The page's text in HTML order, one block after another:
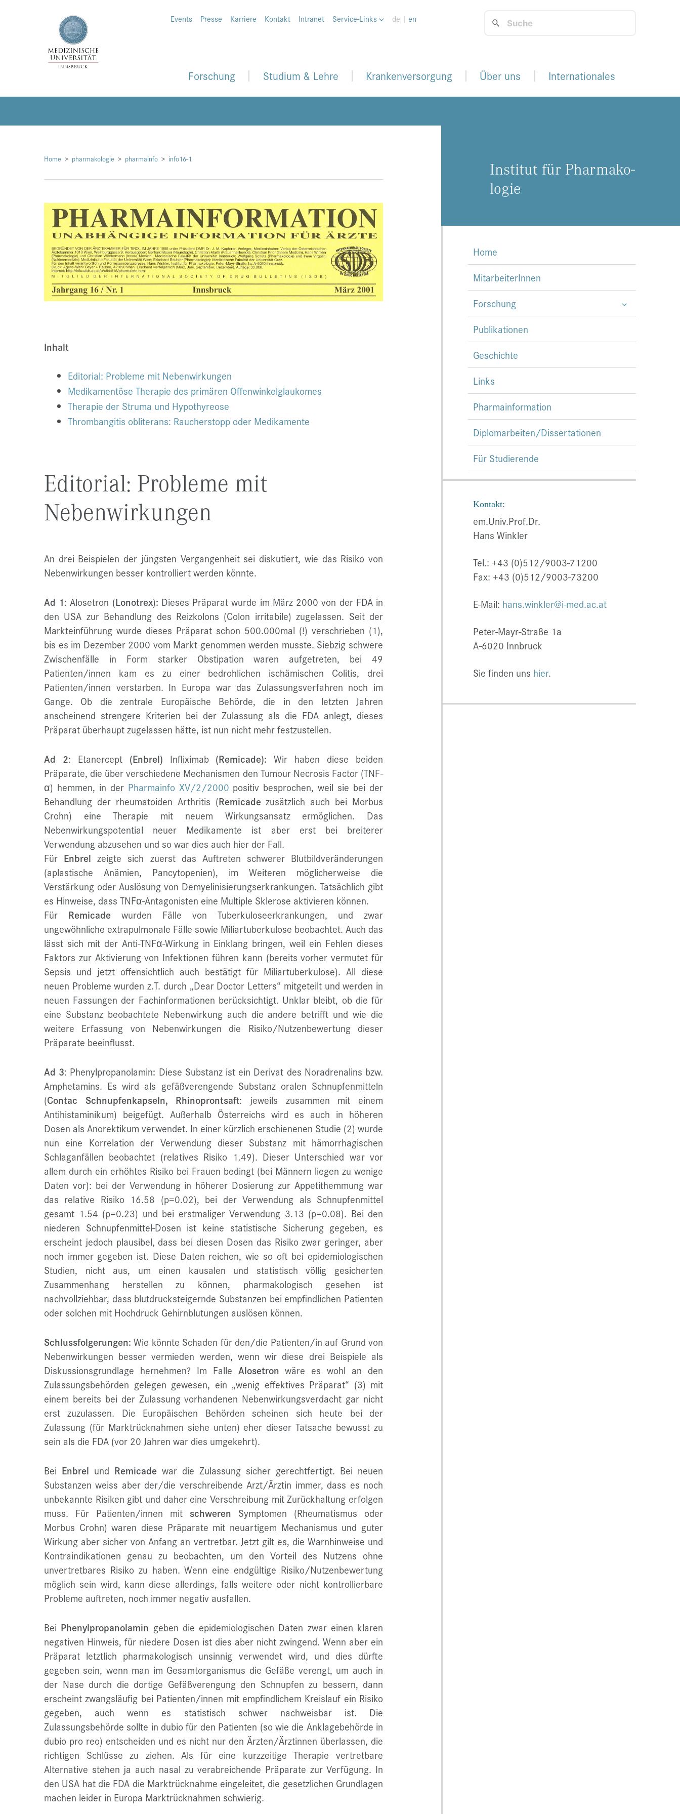
Events Presse Karriere Kontakt Intranet Service-Links de | en
Forschung Studium & Lehre Krankenversorgung Über uns Internationales
Home pharmakologie pharmainfo info16-1
Inhalt
Editorial: Probleme mit Nebenwirkungen
Medikamentöse Therapie des primären Offenwinkelglaukomes
Therapie der Struma und Hypothyreose
Thrombangitis obliterans: Raucherstopp oder Medikamente
Editorial: Probleme mit
Nebenwirkungen
An drei Beispielen der jüngsten Vergangenheit sei diskutiert, wie das Risiko von
Nebenwirkungen besser kontrolliert werden könnte.
Ad 1: Alosetron (Lonotrex): Dieses Präparat wurde im März 2000 von der FDA in
den USA zur Behandlung des Reizkolons (Colon irritabile) zugelassen. Seit der
Markteinführung wurde dieses Präparat schon 500.000mal (!) verschrieben (1),
bis es im Dezember 2000 vom Markt genommen werden musste. Siebzig schwere
Zwischenfälle in Form starker Obstipation waren aufgetreten, bei 49
Patienten/innen kam es zu einer bedrohlichen ischämischen Colitis, drei
Patienten/innen verstarben. In Europa war das Zulassungsverfahren noch im
Gange. Ob die zentrale Europäische Behörde, die in den letzten Jahren
anscheinend strengere Kriterien bei der Zulassung als die FDA anlegt, dieses
Präparat überhaupt zugelassen hätte, ist nun nicht mehr festzustellen.
Ad 2: Etanercept (Enbrel) Infliximab(Remicade): Wir haben diese beiden
Präparate, die über verschiedene Mechanismen den Tumour Necrosis Factor (TNF-
α) hemmen, in der Pharmainfo XV/2/2000 positiv besprochen, weil sie bei der
Behandlung der rheumatoiden Arthritis (Remicadezusätzlich auch bei Morbus
Crohn) eine Therapie mit neuem Wirkungsansatz ermöglichen. Das
Nebenwirkungspotential neuer Medikamente ist aber erst bei breiterer
Verwendung abzusehen und so war dies auch hier der Fall.
Für Enbrel zeigte sich zuerst das Auftreten schwerer Blutbildveränderungen
(aplastische Anämien, Pancytopenien), im Weiteren möglicherweise die
Verstärkung oder Auslösung von Demyelinisierungserkrankungen. Tatsächlich gibt
es Hinweise, dass TNFα-Antagonisten eine Multiple Sklerose aktivieren können.
Für Remicade wurden Fälle von Tuberkuloseerkrankungen, und zwar
ungewöhnliche extrapulmonale Fälle sowie Miliartuberkulose beobachtet. Auch das
lässt sich mit der Anti-TNFα-Wirkung in Einklang bringen, weil ein Fehlen dieses
Faktors zur Aktivierung von Infektionen führen kann (bereits vorher vermutet für
Sepsis und jetzt offensichtlich auch bestätigt für Miliartuberkulose). All diese
neuen Probleme wurden z.T. durch „Dear Doctor Letters“ mitgeteilt und werden in
neuen Fassungen der Fachinformationen berücksichtigt. Unklar bleibt, ob die für
eine Substanz beobachtete Nebenwirkung auch die andere betrifft und wie die
weitere Erfassung von Nebenwirkungen die Risiko/Nutzenbewertung dieser
Präparate beeinflusst.
Ad 3: Phenylpropanolamin: Diese Substanz ist ein Derivat des Noradrenalins bzw.
Amphetamins. Es wird als gefäßverengende Substanz oralen Schnupfenmitteln
(Contac Schnupfenkapseln, Rhinoprontsaft: jeweils zusammen mit einem
Antihistaminikum) beigefügt. Außerhalb Österreichs wird es auch in höheren
Dosen als Anorektikum verwendet. In einer kürzlich erschienenen Studie (2) wurde
nun eine Korrelation der Verwendung dieser Substanz mit hämorrhagischen
Schlaganfällen beobachtet (relatives Risiko 1.49). Dieser Unterschied war vor
allem durch ein erhöhtes Risiko bei Frauen bedingt (bei Männern liegen zu wenige
Daten vor): bei der Verwendung in höherer Dosierung zur Appetithemmung war
das relative Risiko 16.58 (p=0.02), bei der Verwendung als Schnupfenmittel
gesamt 1.54 (p=0.23) und bei erstmaliger Verwendung 3.13 (p=0.08). Bei den
niederen Schnupfenmittel-Dosen ist keine statistische Sicherung gegeben, es
erscheint jedoch plausibel, dass bei diesen Dosen das Risiko zwar geringer, aber
noch immer gegeben ist. Diese Daten reichen, wie so oft bei epidemiologischen
Studien, nicht aus, um einen kausalen und statistisch völlig gesicherten
Zusammenhang herstellen zu können, pharmakologisch gesehen ist
nachvollziehbar, dass blutdrucksteigernde Substanzen bei empfindlichen Patienten
oder solchen mit Hochdruck Gehirnblutungen auslösen können.
Schlussfolgerungen: Wie könnte Schaden für den/die Patienten/in auf Grund von
Nebenwirkungen besser vermieden werden, wenn wir diese drei Beispiele als
Diskussionsgrundlage hernehmen? Im Falle Alosetron wäre es wohl an den
Zulassungsbehörden gelegen gewesen, ein „wenig effektives Präparat“ (3) mit
einem bereits bei der Zulassung vorhandenen Nebenwirkungsverdacht gar nicht
erst zuzulassen. Die Europäischen Behörden scheinen sich heute bei der
Zulassung (für Marktrücknahmen siehe unten) eher dieser Tatsache bewusst zu
sein als die FDA (vor 20 Jahren war dies umgekehrt).
Bei Enbrel und Remicade war die Zulassung sicher gerechtfertigt. Bei neuen
Substanzen weiss aber der/die verschreibende Arzt/Ärztin immer, dass es noch
unbekannte Risiken gibt und daher eine Verschreibung mit Zurückhaltung erfolgen
muss. Für Patienten/innen mit schweren Symptomen (Rheumatismus oder
Morbus Crohn) waren diese Präparate mit neuartigem Mechanismus und guter
Wirkung aber sicher von Anfang an vertretbar. Jetzt gilt es, die Warnhinweise und
Kontraindikationen genau zu beobachten, um den Vorteil des Nutzens ohne
unvertretbares Risiko zu haben. Wenn eine endgültige Risiko/Nutzenbewertung
möglich sein wird, kann diese allerdings, falls weitere oder nicht kontrollierbare
Probleme auftreten, noch immer negativ ausfallen.
Bei Phenylpropanolamin geben die epidemiologischen Daten zwar einen klaren
negativen Hinweis, für niedere Dosen ist dies aber nicht zwingend. Wenn aber ein
Präparat letztlich pharmakologisch unsinnig verwendet wird, und dies dürfte
gegeben sein, wenn man im Gesamtorganismus die Gefäße verengt, um auch in
der Nase durch die dortige Gefäßverengung den Schnupfen zu bessern, dann
erscheint zwangsläufig bei Patienten/innen mit empfindlichem Kreislauf ein Risiko
gegeben, auch wenn es statistisch schwer nachweisbar ist. Die
Zulassungsbehörde sollte in dubio für den Patienten (so wie die Anklagebehörde in
dubio pro reo) entscheiden und es nicht nur den Ärzten/Ärztinnen überlassen, die
richtigen Schlüsse zu ziehen. Als für eine kurzzeitige Therapie vertretbare
Alternative stehen ja auch nasal zu verabreichende Präparate zur Verfügung. In
den USA hat die FDA die Marktrücknahme eingeleitet, die gesetzlichen Grundlagen
machen leider in Europa Marktrücknahmen schwierig.
In­sti­tut für Phar­ma­ko­
lo­gie
Home
MitarbeiterInnen
Forschung
Publikationen
Geschichte
Links
Pharmainformation
Diplomarbeiten/Dissertationen
Für Studierende
Kontakt:
em.Univ.Prof.Dr.
Hans Winkler
Tel.: +43 (0)512/9003-71200
Fax: +43 (0)512/9003-73200
E-Mail: hans.winkler@i-med.ac.at
Peter-Mayr-Straße 1a
A-6020 Innbruck
Sie finden uns hier.